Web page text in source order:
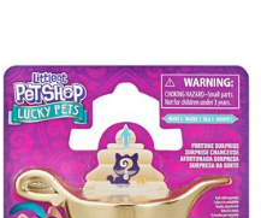
Kč349,00.Kč315,00.